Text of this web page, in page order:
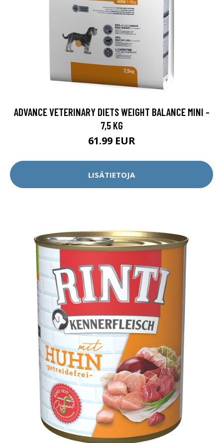
ADVANCE VETERINARY DIETS WEIGHT BALANCE MINI -
7,5 KG
61.99 EUR
LISÄTIETOJA